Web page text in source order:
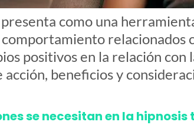
presenta como una
relacionados
positivos en la relación
acción, beneficios y
se necesitan en la